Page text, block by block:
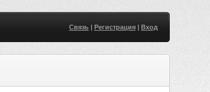
Связь| Регистрация| Вход